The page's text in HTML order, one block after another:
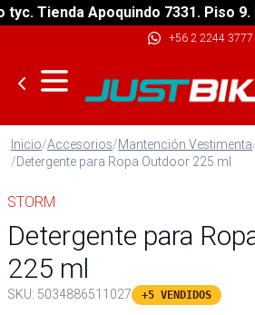
Tienda Apoquindo 7331. Piso 9.
+56 2 2244 3777
Inicio/Accesorios/Mantención Vestimenta
/Detergente para Ropa Outdoor 225 ml
STORM
Detergente para
225 ml
SKU: 5034886511027 +5 VENDIDOS